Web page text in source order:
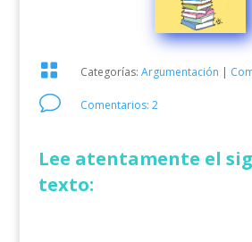
 Categorías: Argumentación |
v Comentarios: 2
Lee atentamente el
texto: